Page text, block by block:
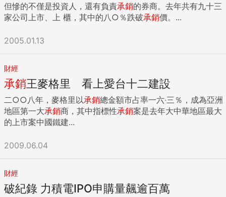
但慘的不僅是投資人，還有負責承銷的券商。去年共有九十三
家公司上市、上 櫃，其中的八○％跌破承銷價。...
2005.01.13
財經
承銷王麥格里 看上愛台十二建設
二○○八年，麥格里以承銷總金額市占率一六‧三％，成為亞洲
地區第一大承銷商，其中指標性承銷案是去年大中華地區最大
的上市案中國鐵建...
2009.06.04
財經
破紀錄 力積電IPO申購量飆逾百萬